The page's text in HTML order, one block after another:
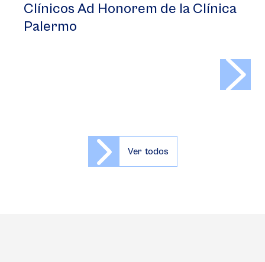
Clínicos Ad Honorem de la Clínica
Palermo
Ver todos